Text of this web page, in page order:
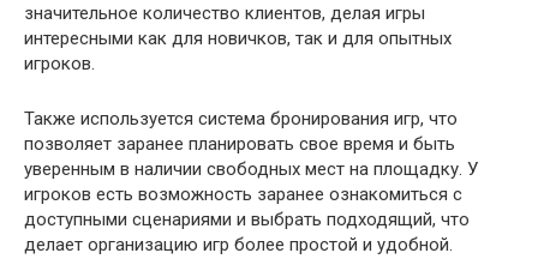
значительное количество клиентов, делая игры
интересными как для новичков, так и для опытных
игроков.
Также используется система бронирования игр, что
позволяет заранее планировать свое время и быть
уверенным в наличии свободных мест на площадку. У
игроков есть возможность заранее ознакомиться с
доступными сценариями и выбрать подходящий, что
делает организацию игр более простой и удобной.